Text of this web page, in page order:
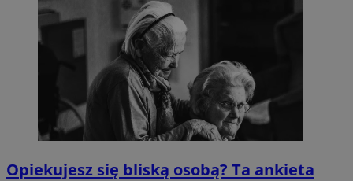
Opiekujesz się bliską osobą? Ta ankieta